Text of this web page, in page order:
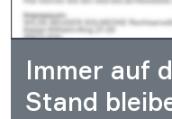
Immer auf
Stand